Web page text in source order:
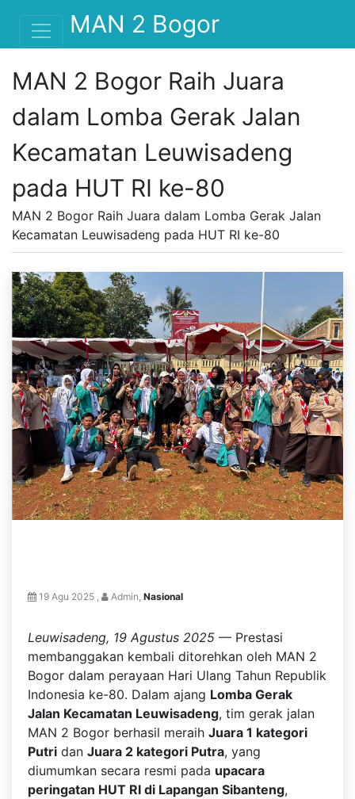
MAN 2 Bogor
MAN 2 Bogor Raih Juara
dalam Lomba Gerak Jalan
Kecamatan Leuwisadeng
pada HUT RI ke-80
MAN 2 Bogor Raih Juara dalam Lomba Gerak Jalan
Kecamatan Leuwisadeng pada HUT RI ke-80
19 Agu 2025 , Admin, Nasional
Leuwisadeng, 19 Agustus 2025 — Prestasi
membanggakan kembali ditorehkan oleh MAN 2
Bogor dalam perayaan Hari Ulang Tahun Republik
Indonesia ke-80. Dalam ajang Lomba Gerak
Jalan Kecamatan Leuwisadeng, tim gerak jalan
MAN 2 Bogor berhasil meraih Juara 1 kategori
Putri dan Juara 2 kategori Putra, yang
diumumkan secara resmi pada upacara
peringatan HUT RI di Lapangan Sibanteng,